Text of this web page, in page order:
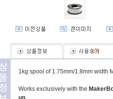
(0)
1kg spool of 1.75mm/1.8mm width
Works exclusively with the
up.